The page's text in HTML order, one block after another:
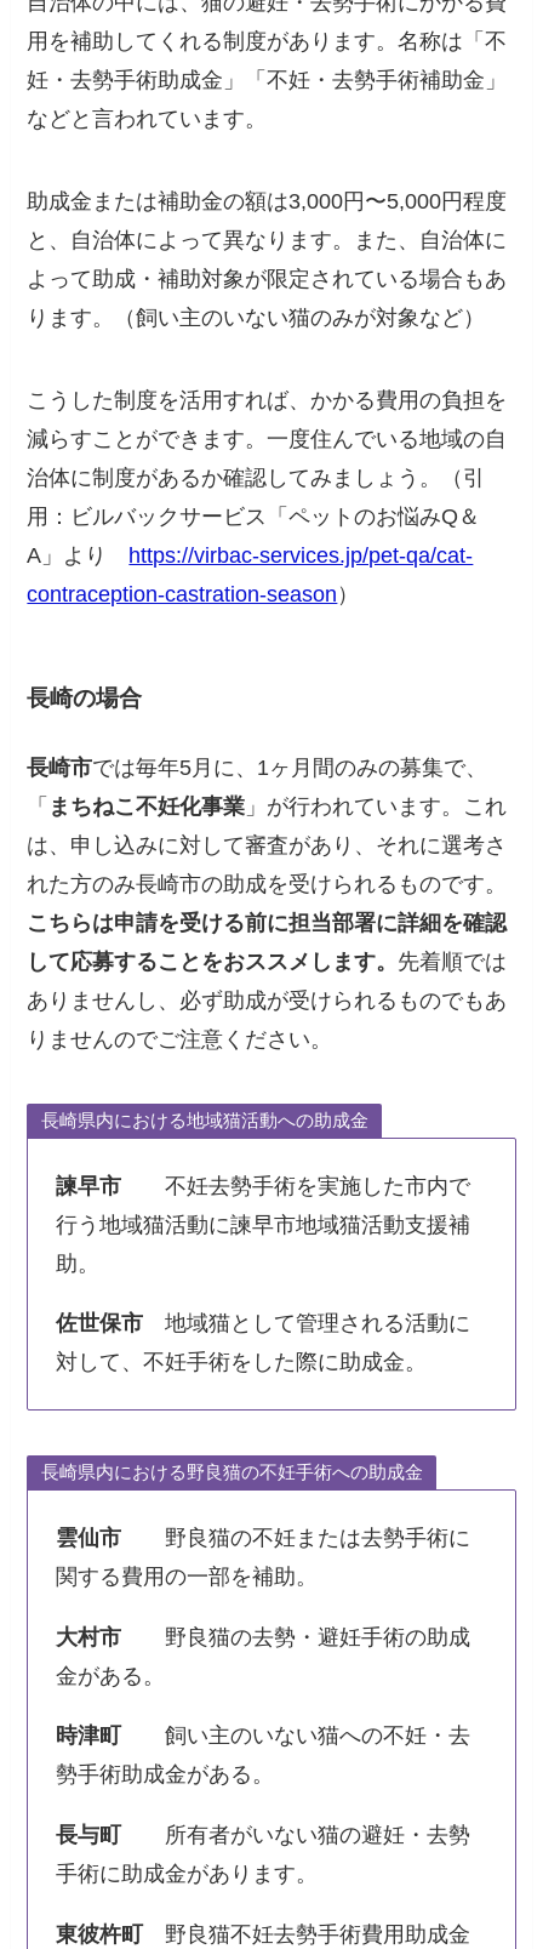
用を補助してくれる制度があります。名称は「不
妊・去勢手術助成金」「不妊・去勢手術補助金」
などと言われています。
助成金または補助金の額は3,000円〜5,000円程度
と、自治体によって異なります。また、自治体に
よって助成・補助対象が限定されている場合もあ
ります。（飼い主のいない猫のみが対象など）
こうした制度を活用すれば、かかる費用の負担を
減らすことができます。一度住んでいる地域の自
治体に制度があるか確認してみましょう。（引
用：ビルバックサービス「ペットのお悩みQ＆
A」より https://virbac-services.jp/pet-qa/cat-
contraception-castration-season ）
長崎の場合
長崎市では毎年5月に、1ヶ月間のみの募集で、
「 まちねこ不妊化事業 」が行われています。これ
は、申し込みに対して審査があり、それに選考さ
れた方のみ長崎市の助成を受けられるものです。
こちらは申請を受ける前に担当部署に詳細を確認
して応募することをおススメします。 先着順では
ありませんし、必ず助成が受けられるものでもあ
りませんのでご注意ください。
長崎県内における地域猫活動への助成金
諫早市不妊去勢手術を実施した市内で
行う地域猫活動に諫早市地域猫活動支援補
助。
佐世保市地域猫として管理される活動に
対して、不妊手術をした際に助成金。
長崎県内における野良猫の不妊手術への助成金
雲仙市野良猫の不妊または去勢手術に
関する費用の一部を補助。
大村市野良猫の去勢・避妊手術の助成
金がある。
時津町
飼い主のいない猫への不妊・去
勢手術助成金がある。
長与町
所有者がいない猫の避妊・去勢
手術に助成金があります。
東彼杵町
野良猫不妊去勢手術費用助成金